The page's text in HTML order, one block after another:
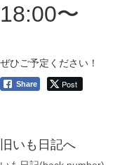
18:00〜
ぜひご予定ください！
Share Post
旧いも日記へ